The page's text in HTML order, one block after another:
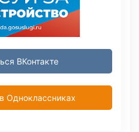
ВКонтакте
Одноклассниках